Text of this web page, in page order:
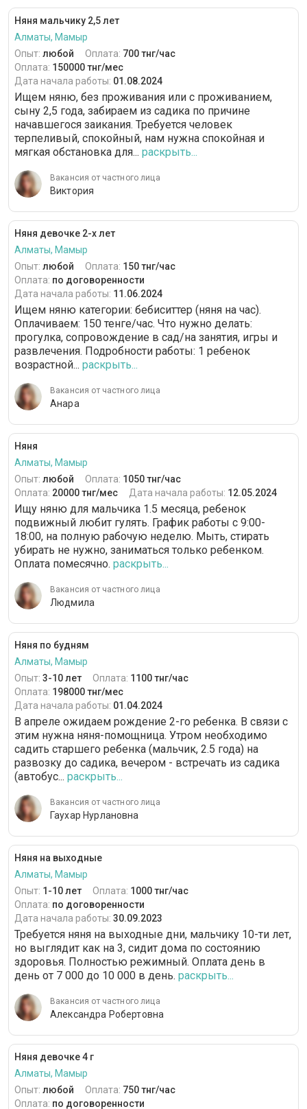
Няня мальчику 2,5 лет
Алматы, Мамыр
Опыт: любой Оплата: 700 тнг/час
Оплата: 150000 тнг/мес
Дата начала работы: 01.08.2024
Ищем няню, без проживания или с проживанием,
сыну 2,5 года, забираем из садика по причине
начавшегося заикания. Требуется человек
терпеливый, спокойный, нам нужна спокойная и
мягкая обстановка для... раскрыть...
Вакансия от частного лица
Виктория
Няня девочке 2-х лет
Алматы, Мамыр
Опыт: любой Оплата: 150 тнг/час
Оплата: по договоренности
Дата начала работы: 11.06.2024
Ищем няню категории: бебиситтер (няня на час).
Оплачиваем: 150 тенге/час. Что нужно делать:
прогулка, сопровождение в сад/на занятия, игры и
развлечения. Подробности работы: 1 ребенок
возрастной... раскрыть...
Вакансия от частного лица
Анара
Няня
Алматы, Мамыр
Опыт: любой Оплата: 1050 тнг/час
Оплата: 20000 тнг/мес Дата начала работы: 12.05.2024
Ищу няню для мальчика 1.5 месяца, ребенок
подвижный любит гулять. График работы с 9:00-
18:00, на полную рабочую неделю. Мыть, стирать
убирать не нужно, заниматься только ребенком.
Оплата помесячно. раскрыть...
Вакансия от частного лица
Людмила
Няня по будням
Алматы, Мамыр
Опыт: 3-10 лет Оплата: 1100 тнг/час
Оплата: 198000 тнг/мес
Дата начала работы: 01.04.2024
В апреле ожидаем рождение 2-го ребенка. В связи с
этим нужна няня-помощница. Утром необходимо
садить старшего ребенка (мальчик, 2.5 года) на
развозку до садика, вечером - встречать из садика
(автобус... раскрыть...
Вакансия от частного лица
Гаухар Нурлановна
Няня на выходные
Алматы, Мамыр
Опыт: 1-10 лет Оплата: 1000 тнг/час
Оплата: по договоренности
Дата начала работы: 30.09.2023
Требуется няня на выходные дни, мальчику 10-ти лет,
но выглядит как на 3, сидит дома по состоянию
здоровья. Полностью режимный. Оплата день в
день от 7 000 до 10 000 в день. раскрыть...
Вакансия от частного лица
Александра Робертовна
Няня девочке 4 г
Алматы, Мамыр
Опыт: любой Оплата: 750 тнг/час
Оплата: по договоренности